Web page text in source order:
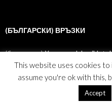
(БЪЛГАРСКИ) ВРЪЗКИ
(български)Хотели –
Stolz präsentiert von WordPress
This website uses cookies
assume you're ok with this,
Accept